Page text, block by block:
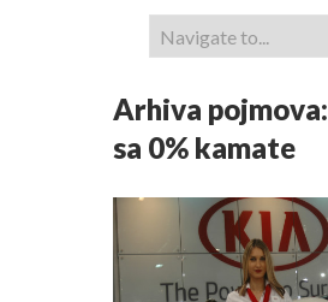
Arhiva pojmova:
sa 0% kamate